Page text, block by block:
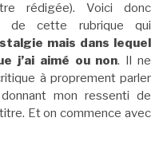
rédigée). Voici donc
de cette rubrique qui
mais dans lequel
j’ai aimé ou non. Il ne
à proprement parler
mon ressenti de
Et on commence avec